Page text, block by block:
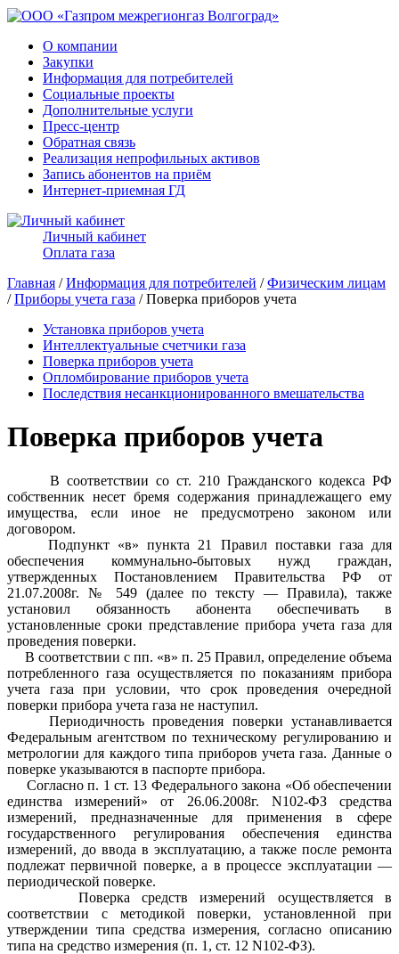
О компании
Закупки
Информация для потребителей
Социальные проекты
Дополнительные услуги
Пресс-центр
Обратная связь
Реализация непрофильных активов
Запись абонентов на приём
Интернет-приемная ГД
Личный кабинет
Оплата газа
Главная /Информация для потребителей /Физическим лицам
/Приборы учета газа / Поверка приборов учета
Установка приборов учета
Интеллектуальные счетчики газа
Поверка приборов учета
Опломбирование приборов учета
Последствия несанкционированного вмешательства
Поверка приборов учета
В соответствии со ст. 210 Гражданского кодекса РФ
собственник несет бремя содержания принадлежащего ему
имущества, если иное не предусмотрено законом или
договором.
Подпункт «в» пункта 21 Правил поставки газа для
обеспечения коммунально-бытовых нужд граждан,
утвержденных Постановлением Правительства РФ от
21.07.2008г. № 549 (далее по тексту — Правила), также
установил обязанность абонента обеспечивать в
установленные сроки представление прибора учета газа для
проведения поверки.
В соответствии с пп. «в» п. 25 Правил, определение объема
потребленного газа осуществляется по показаниям прибора
учета газа при условии, что срок проведения очередной
поверки прибора учета газа не наступил.
Периодичность проведения поверки устанавливается
Федеральным агентством по техническому регулированию и
метрологии для каждого типа приборов учета газа. Данные о
поверке указываются в паспорте прибора.
Согласно п. 1 ст. 13 Федерального закона «Об обеспечении
единства измерений» от 26.06.2008г. N102-ФЗ средства
измерений, предназначенные для применения в сфере
государственного регулирования обеспечения единства
измерений, до ввода в эксплуатацию, а также после ремонта
подлежат первичной поверке, а в процессе эксплуатации —
периодической поверке.
Поверка средств измерений осуществляется в
соответствии с методикой поверки, установленной при
утверждении типа средства измерения, согласно описанию
типа на средство измерения (п. 1, ст. 12 N102-ФЗ).